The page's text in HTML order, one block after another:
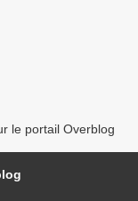
le portail Overblog